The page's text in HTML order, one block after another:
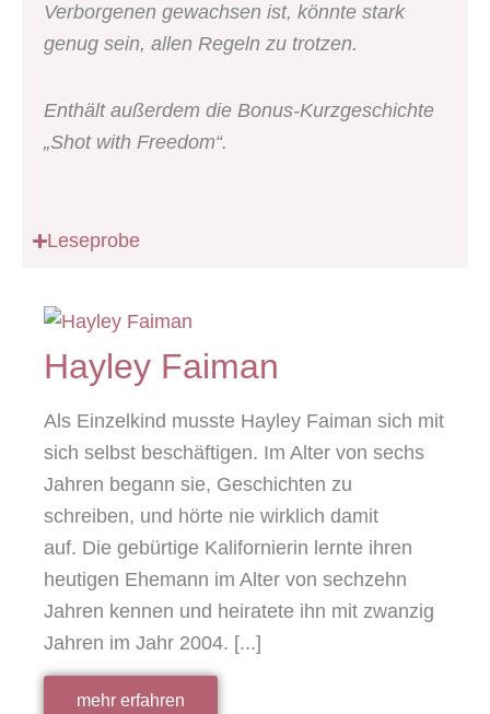
Verborgenen gewachsen ist, könnte stark
genug sein, allen Regeln zu trotzen.
Enthält außerdem die Bonus-Kurzgeschichte
„Shot with Freedom“.
Leseprobe
Hayley Faiman
Als Einzelkind musste Hayley Faiman sich mit
sich selbst beschäftigen. Im Alter von sechs
Jahren begann sie, Geschichten zu
schreiben, und hörte nie wirklich damit
auf. Die gebürtige Kalifornierin lernte ihren
heutigen Ehemann im Alter von sechzehn
Jahren kennen und heiratete ihn mit zwanzig
Jahren im Jahr 2004. [...]
mehr erfahren